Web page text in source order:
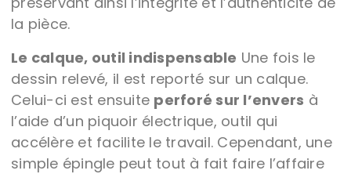
la pièce.
Le calque, outil indispensable Une fois le
dessin relevé, il est reporté sur un calque.
Celui-ci est ensuite perforé sur l’envers à
l’aide d’un piquoir électrique, outil qui
accélère et facilite le travail. Cependant, une
simple épingle peut tout à fait faire l’affaire